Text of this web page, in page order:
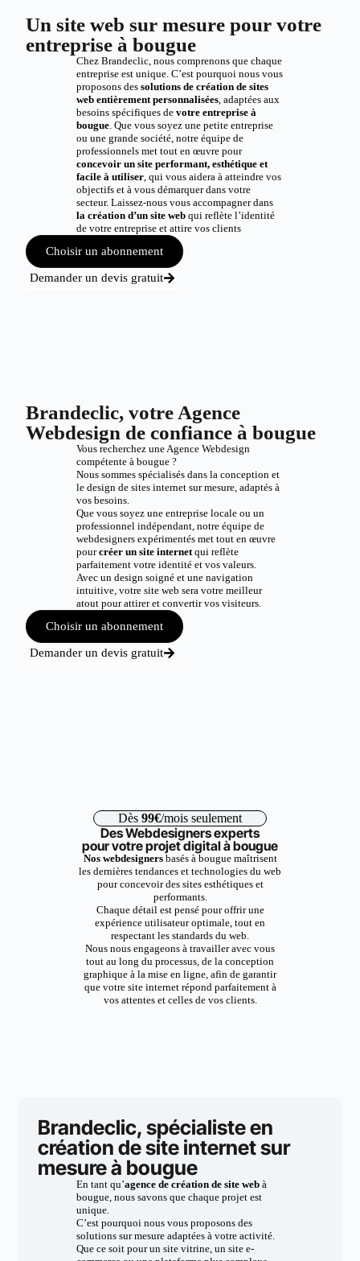
Un site web sur mesure pour votre
entreprise à bougue
Chez Brandeclic, nous comprenons que chaque
entreprise est unique. C’est pourquoi nous vous
proposons des solutions de création de sites
web entièrement personnalisées, adaptées aux
besoins spécifiques de votre entreprise à
bougue. Que vous soyez une petite entreprise
ou une grande société, notre équipe de
professionnels met tout en œuvre pour
concevoir un site performant, esthétique et
facile à utiliser, qui vous aidera à atteindre vos
objectifs et à vous démarquer dans votre
secteur. Laissez-nous vous accompagner dans
la création d’un site webqui reflète l’identité
de votre entreprise et attire vos clients
Choisir un abonnement
Demander un devis gratuit
Brandeclic, votre Agence
Webdesign de confiance à bougue
Vous recherchez une Agence Webdesign
compétente à bougue ?
Nous sommes spécialisés dans la conception et
le design de sites internet sur mesure, adaptés à
vos besoins.
Que vous soyez une entreprise locale ou un
professionnel indépendant, notre équipe de
webdesigners expérimentés met tout en œuvre
pourcréer un site internetqui reflète
parfaitement votre identité et vos valeurs.
Avec un design soigné et une navigation
intuitive, votre site web sera votre meilleur
atout pour attirer et convertir vos visiteurs.
Choisir un abonnement
Demander un devis gratuit
Dès 99€/mois seulement
Des Webdesigners experts
pour votre projet digital à bougue
Nos webdesignersbasés à bougue maîtrisent
les dernières tendances et technologies du web
pour concevoir des sites esthétiques et
performants.
Chaque détail est pensé pour offrir une
expérience utilisateur optimale, tout en
respectant les standards du web.
Nous nous engageons à travailler avec vous
tout au long du processus, de la conception
graphique à la mise en ligne, afin de garantir
que votre site internet répond parfaitement à
vos attentes et celles de vos clients.
Brandeclic, spécialiste en
création de site internet sur
mesure à bougue
En tant qu’agence de création de site webà
bougue, nous savons que chaque projet est
unique.
C’est pourquoi nous vous proposons des
solutions sur mesure adaptées à votre activité.
Que ce soit pour un site vitrine, un site e-